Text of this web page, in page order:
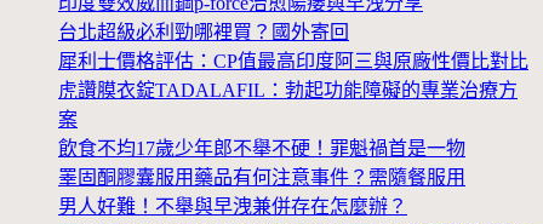
台北超級必利勁哪裡買？國外寄回
犀利士價格評估：CP值最高印度阿三與原廠性價比對比
虎讚膜衣錠TADALAFIL：勃起功能障礙的專業治療方
案
飲食不均17歲少年郎不舉不硬！罪魁禍首是一物
睪固酮膠囊服用藥品有何注意事件？需隨餐服用
男人好難！不舉與早洩兼併存在怎麼辦？